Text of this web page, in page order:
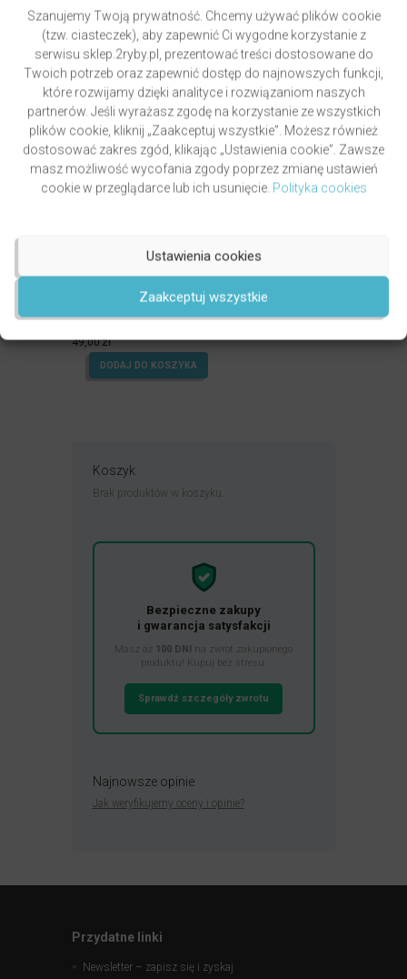
Szanujemy Twoją prywatność. Chcemy używać plików cookie
(tzw. ciasteczek), aby zapewnić Ci wygodne korzystanie z
serwisu sklep.2ryby.pl, prezentować treści dostosowane do
Twoich potrzeb oraz zapewnić dostęp do najnowszych funkcji,
które rozwijamy dzięki analityce i rozwiązaniom naszych
partnerów. Jeśli wyrażasz zgodę na korzystanie ze wszystkich
plików cookie, kliknij „Zaakceptuj wszystkie”. Możesz również
dostosować zakres zgód, klikając „Ustawienia cookie”. Zawsze
masz możliwość wycofania zgody poprzez zmianę ustawień
cookie w przeglądarce lub ich usunięcie. Polityka cookies
Zaakceptuj wszystkie
Ustawienia cookies
ks. Piotr Pawlukiewicz ks. Krzysztof Grzywocz
5.00
na 5.
49,00zł
DODAJ DO KOSZYKA
Koszyk
Brak produktów w koszyku.
Bezpieczne zakupy
i gwarancja satysfakcji
Masz aż 100 DNI na zwrot zakupionego
produktu! Kupuj bez stresu.
Sprawdź szczegóły zwrotu
Najnowsze opinie
Jak weryfikujemy oceny i opinie?
Przydatne linki
Newsletter – zapisz się i zyskaj